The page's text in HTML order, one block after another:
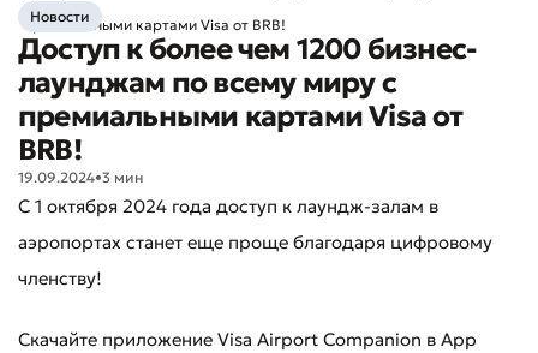
премиальными картами Visa от BRB!
Новости
Доступ к более чем 1200 бизнес-
лаунджам по всему миру с
премиальными картами Visa от
BRB!
19.09.2024•3 мин
С 1 октября 2024 года доступ к лаундж-залам в
аэропортах станет еще проще благодаря цифровому
членству!
Скачайте приложение Visa Airport Companion в App